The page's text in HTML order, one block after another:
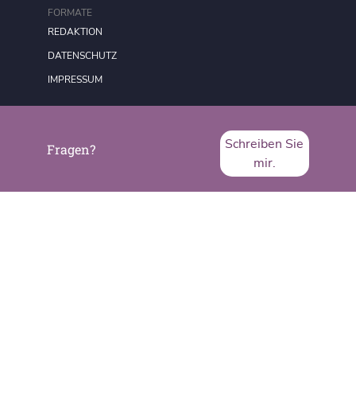
Fragen?
Schreiben Sie
mir.
FORMATE
REDAKTION
DATENSCHUTZ
IMPRESSUM